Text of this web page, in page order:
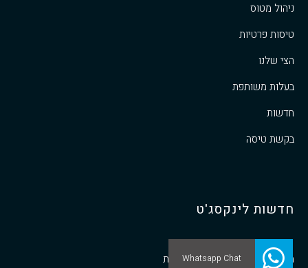
ניהול מטוס
טיסות פרטיות
הצי שלנו
בעלות משותפת
חדשות
בקשת טיסה
חדשות לינקסג'ט
מבנה שוק ספקי הטיסות הפרטיות
Whatsapp Chat